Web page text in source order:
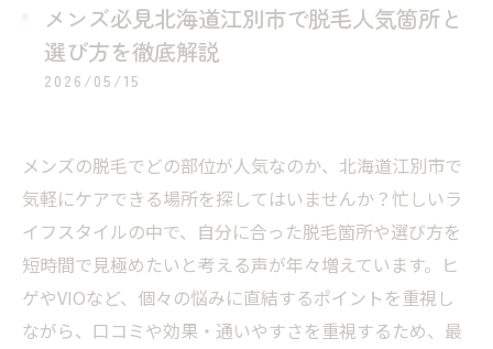
メンズ必見北海道江別市で脱毛人気箇所と
選び方を徹底解説
2026/05/15
メンズの脱毛でどの部位が人気なのか、北海道江別市で
気軽にケアできる場所を探してはいませんか？忙しいラ
イフスタイルの中で、自分に合った脱毛箇所や選び方を
短時間で見極めたいと考える声が年々増えています。ヒ
ゲやVIOなど、個々の悩みに直結するポイントを重視し
ながら、口コミや効果・通いやすさを重視するため、最